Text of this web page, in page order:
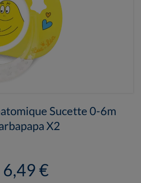
Sucette 0-6m
X2
6,49 €